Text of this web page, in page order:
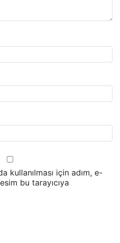
kullanılması için adım, e-
bu tarayıcıya